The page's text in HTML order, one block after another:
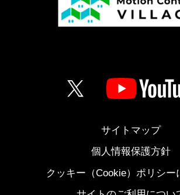
サイトマップ
個人情報保護方針
クッキー（Cookie）ポリシー